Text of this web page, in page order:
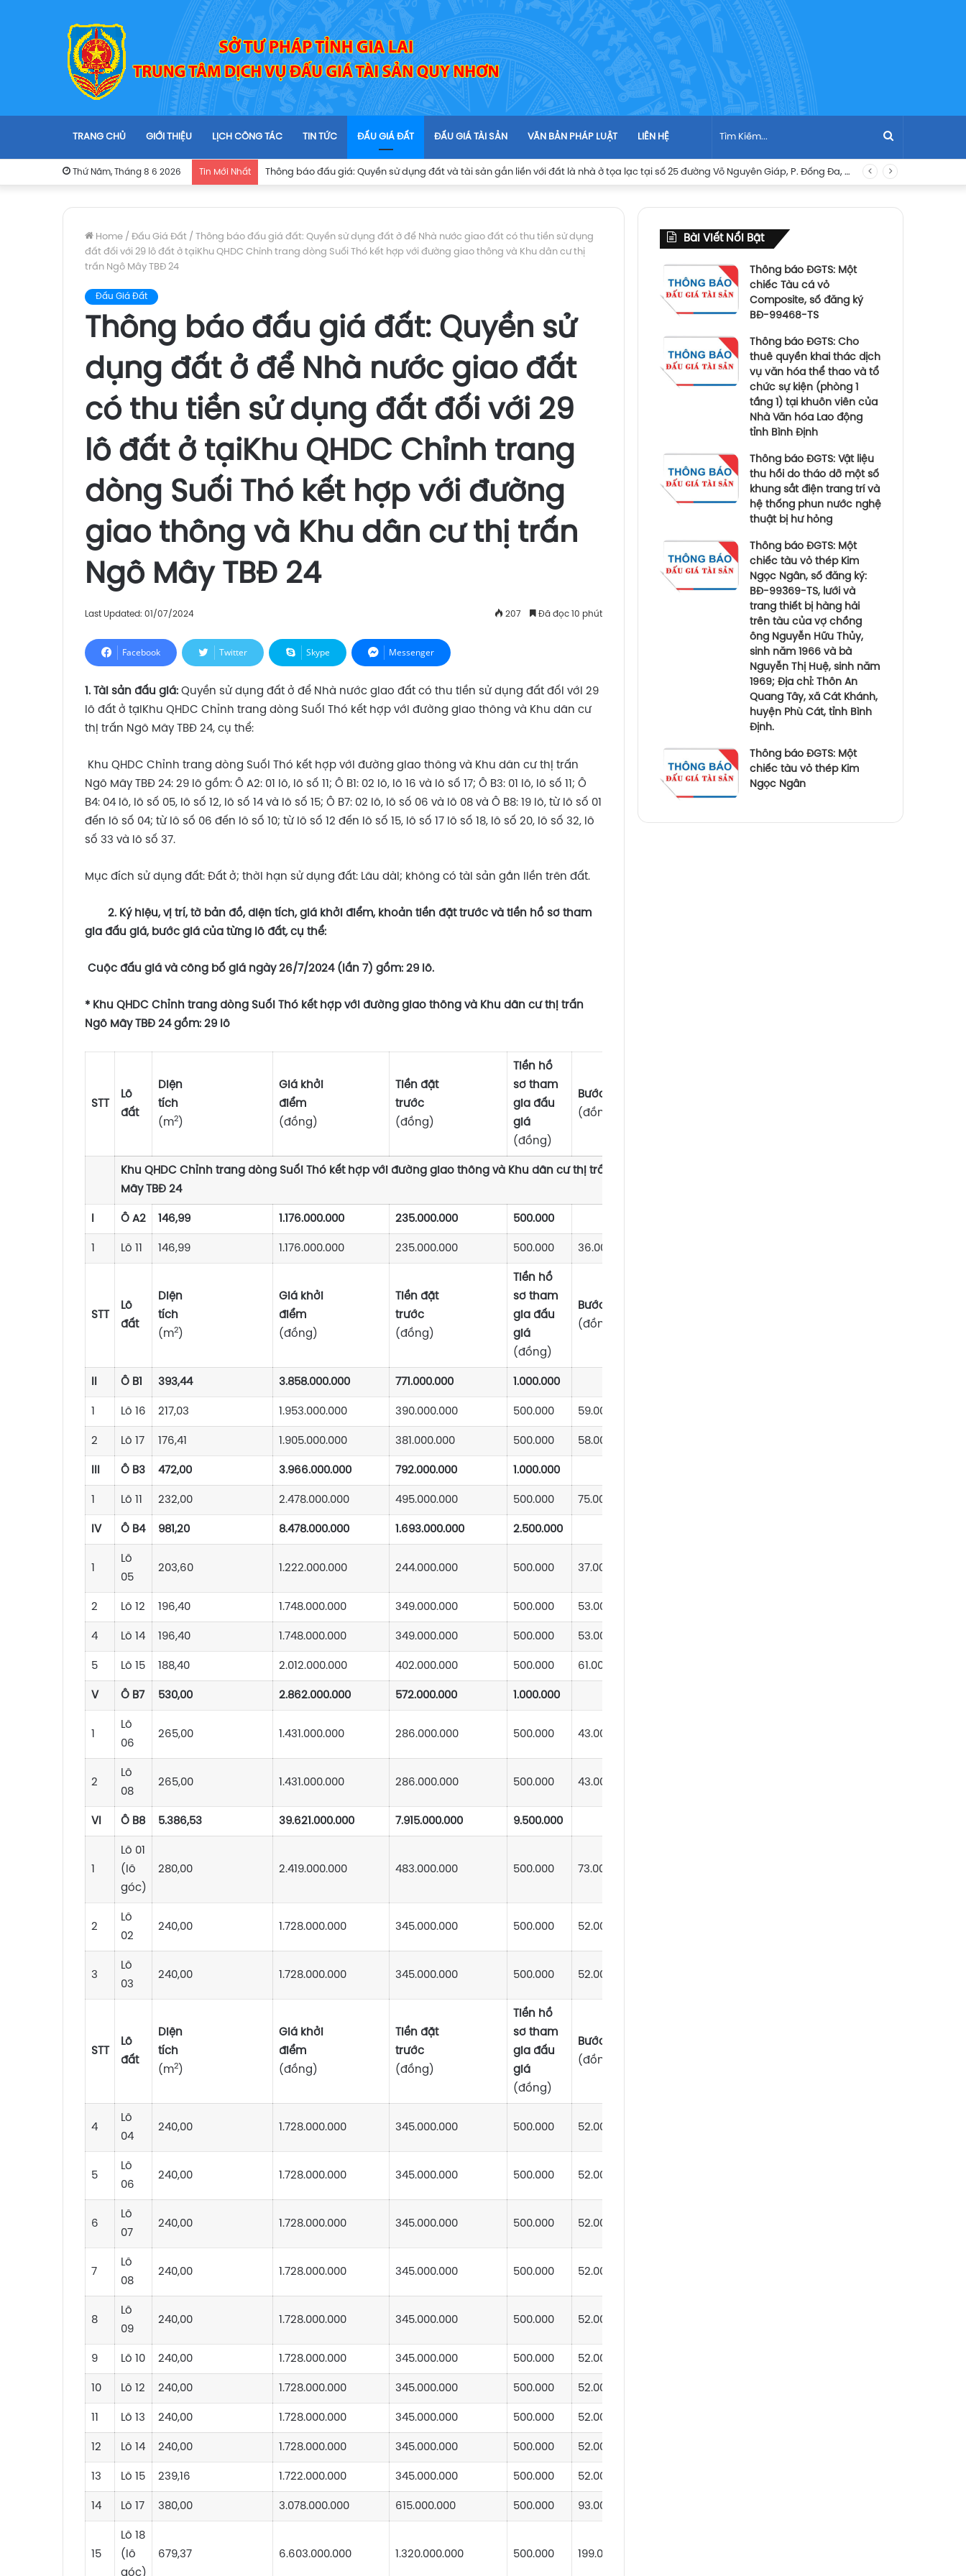
TRANG CHỦ GIỚI THIỆU LỊCH CÔNG TÁC TIN TỨC ĐẤU GIÁ ĐẤT ĐẤU GIÁ TÀI SẢN VĂN BẢN PHÁP LUẬT LIÊN HỆ Tìm
Kiếm...
Thứ Năm, Tháng 8 6 2026 Tin Mới Nhất
Home / Đấu Giá Đất / Thông báo đấu giá đất: Quyền sử dụng đất ở để Nhà nước giao đất có thu tiền sử dụng
đất đối với 29 lô đất ở tạiKhu QHDC Chỉnh trang dòng Suối Thó kết hợp với đường giao thông và Khu dân cư thị
trấn Ngô Mây TBĐ 24
Đấu Giá Đất
Thông báo đấu giá đất: Quyền sử
dụng đất ở để Nhà nước giao đất
có thu tiền sử dụng đất đối với 29
lô đất ở tạiKhu QHDC Chỉnh trang
dòng Suối Thó kết hợp với đường
giao thông và Khu dân cư thị trấn
Ngô Mây TBĐ 24
Last Updated: 01/07/2024 207 Đã đọc 10 phút
Facebook Twitter Skype Messenger
1. Tài sản đấu giá: Quyền sử dụng đất ở để Nhà nước giao đất có thu tiền sử dụng đất đối với 29
lô đất ở tạiKhu QHDC Chỉnh trang dòng Suối Thó kết hợp với đường giao thông và Khu dân cư
thị trấn Ngô Mây TBĐ 24, cụ thể:
Khu QHDC Chỉnh trang dòng Suối Thó kết hợp với đường giao thông và Khu dân cư thị trấn
Ngô Mây TBĐ 24: 29 lô gồm: Ô A2: 01 lô, lô số 11; Ô B1: 02 lô, lô 16 và lô số 17; Ô B3: 01 lô, lô số 11; Ô
B4: 04 lô, lô số 05, lô số 12, lô số 14 và lô số 15; Ô B7: 02 lô, lô số 06 và lô 08 và Ô B8: 19 lô, từ lô số 01
đến lô số 04; từ lô số 06 đến lô số 10; từ lô số 12 đến lô số 15, lô số 17 lô số 18, lô số 20, lô số 32, lô
số 33 và lô số 37.
Mục đích sử dụng đất: Đất ở; thời hạn sử dụng đất: Lâu dài; không có tài sản gắn liền trên đất.
2. Ký hiệu, vị trí, tờ bản đồ, diện tích, giá khởi điểm, khoản tiền đặt trước và tiền hồ sơ tham
gia đấu giá, bước giá của từng lô đất,cụ thể:
Cuộc đấu giá và công bố giá ngày 26/7/2024 (lần 7) gồm: 29 lô.
* Khu QHDC Chỉnh trang dòng Suối Thó kết hợp với đường giao thông và Khu dân cư thị trấn
Ngô Mây TBĐ 24 gồm: 29 lô
STT
Lô
đất
Diện
tích
(m2)
Giá khởi
điểm
(đồng)
Tiền đặt
trước
(đồng)
Tiền hồ
sơ tham
gia đấu
giá
(đồng)
Bước giá
(đồng)
Khu QHDC Chỉnh trang dòng Suối Thó kết hợp với đường giao thông và Khu dân cư thị trấn Ngô
Mây TBĐ 24
Ô A2 146,99 1.176.000.000 235.000.000 500.000
1 Lô 11 146,99 1.176.000.000 235.000.000 500.000 36.000.000
STT
Lô
đất
Diện
tích
(m2)
Giá khởi
điểm
(đồng)
Tiền đặt
trước
(đồng)
Tiền hồ
sơ tham
gia đấu
giá
(đồng)
Bước giá
(đồng)
Ô B1 393,44 3.858.000.000 771.000.000 1.000.000
1 Lô 16 217,03 1.953.000.000 390.000.000 500.000 59.000.000
2 Lô 17 176,41 1.905.000.000 381.000.000 500.000 58.000.000
Ô B3 472,00 3.966.000.000 792.000.000 1.000.000
1 Lô 11 232,00 2.478.000.000 495.000.000 500.000 75.000.000
IV Ô B4 981,20 8.478.000.000 1.693.000.000 2.500.000
1
Lô
05
203,60 1.222.000.000 244.000.000 500.000 37.000.000
2 Lô 12 196,40 1.748.000.000 349.000.000 500.000 53.000.000
4 Lô 14 196,40 1.748.000.000 349.000.000 500.000 53.000.000
5 Lô 15 188,40 2.012.000.000 402.000.000 500.000 61.000.000
V Ô B7 530,00 2.862.000.000 572.000.000 1.000.000
1
Lô
06
265,00 1.431.000.000 286.000.000 500.000 43.000.000
2
Lô
08
265,00 1.431.000.000 286.000.000 500.000 43.000.000
VI Ô B8 5.386,53 39.621.000.000 7.915.000.000 9.500.000
1
Lô 01
(lô
góc)
280,00 2.419.000.000 483.000.000 500.000 73.000.000
2
Lô
02
240,00 1.728.000.000 345.000.000 500.000 52.000.000
3
Lô
03
240,00 1.728.000.000 345.000.000 500.000 52.000.000
STT
Lô
đất
Diện
tích
(m2)
Giá khởi
điểm
(đồng)
Tiền đặt
trước
(đồng)
Tiền hồ
sơ tham
gia đấu
giá
(đồng)
Bước giá
(đồng)
4
Lô
04
240,00 1.728.000.000 345.000.000 500.000 52.000.000
5
Lô
06
240,00 1.728.000.000 345.000.000 500.000 52.000.000
6
Lô
07
240,00 1.728.000.000 345.000.000 500.000 52.000.000
7
Lô
08
240,00 1.728.000.000 345.000.000 500.000 52.000.000
8
Lô
09
240,00 1.728.000.000 345.000.000 500.000 52.000.000
9 Lô 10 240,00 1.728.000.000 345.000.000 500.000 52.000.000
10 Lô 12 240,00 1.728.000.000 345.000.000 500.000 52.000.000
11 Lô 13 240,00 1.728.000.000 345.000.000 500.000 52.000.000
12 Lô 14 240,00 1.728.000.000 345.000.000 500.000 52.000.000
13 Lô 15 239,16 1.722.000.000 345.000.000 500.000 52.000.000
14 Lô 17 380,00 3.078.000.000 615.000.000 500.000 93.000.000
15
Lô 18
(lô
góc)
679,37 6.603.000.000 1.320.000.000 500.000 199.000.000
Bài Viết Nổi Bật
Thông báo ĐGTS: Một
chiếc Tàu cá vỏ
Composite, số đăng ký
BĐ-99468-TS
Thông báo ĐGTS: Cho
thuê quyền khai thác dịch
vụ văn hóa thể thao và tổ
chức sự kiện (phòng 1
tầng 1) tại khuôn viên của
Nhà Văn hóa Lao động
tỉnh Bình Định
Thông báo ĐGTS: Vật liệu
thu hồi do tháo dỡ một số
khung sắt điện trang trí và
hệ thống phun nước nghệ
thuật bị hư hỏng
Thông báo ĐGTS: Một
chiếc tàu vỏ thép Kim
Ngọc Ngân, số đăng ký:
BĐ-99369-TS, lưới và
trang thiết bị hàng hải
trên tàu của vợ chồng
ông Nguyễn Hữu Thủy,
sinh năm 1966 và bà
Nguyễn Thị Huệ, sinh năm
1969; Địa chỉ: Thôn An
Quang Tây, xã Cát Khánh,
huyện Phù Cát, tỉnh Bình
Định.
Thông báo ĐGTS: Một
chiếc tàu vỏ thép Kim
Ngọc Ngân